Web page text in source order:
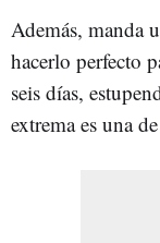
Además, manda
hacerlo perfecto
seis días,
extrema es una